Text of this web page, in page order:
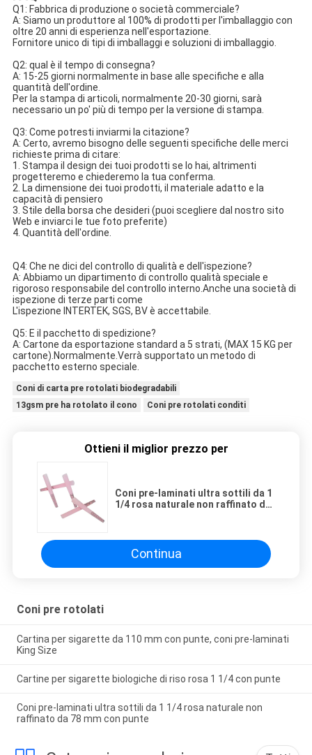
Q1: Fabbrica di produzione o società commerciale?
A: Siamo un produttore al 100% di prodotti per l'imballaggio con
oltre 20 anni di esperienza nell'esportazione.
Fornitore unico di tipi di imballaggi e soluzioni di imballaggio.
Q2: qual è il tempo di consegna?
A: 15-25 giorni normalmente in base alle specifiche e alla
quantità dell'ordine.
Per la stampa di articoli, normalmente 20-30 giorni, sarà
necessario un po' più di tempo per la versione di stampa.
Q3: Come potresti inviarmi la citazione?
A: Certo, avremo bisogno delle seguenti specifiche delle merci
richieste prima di citare:
1. Stampa il design dei tuoi prodotti se lo hai, altrimenti
progetteremo e chiederemo la tua conferma.
2. La dimensione dei tuoi prodotti, il materiale adatto e la
capacità di pensiero
3. Stile della borsa che desideri (puoi scegliere dal nostro sito
Web e inviarci le tue foto preferite)
4. Quantità dell'ordine.
Q4: Che ne dici del controllo di qualità e dell'ispezione?
A: Abbiamo un dipartimento di controllo qualità speciale e
rigoroso responsabile del controllo interno.Anche una società di
ispezione di terze parti come
L'ispezione INTERTEK, SGS, BV è accettabile.
Q5: E il pacchetto di spedizione?
A: Cartone da esportazione standard a 5 strati, (MAX 15 KG per
cartone).Normalmente.Verrà supportato un metodo di
pacchetto esterno speciale.
Coni di carta pre rotolati biodegradabili
13gsm pre ha rotolato il cono
Coni pre rotolati conditi
Ottieni il miglior prezzo per
Coni pre-laminati ultra sottili da 1
1/4 rosa naturale non raffinato da
Continua
Coni pre rotolati
Cartina per sigarette da 110 mm con punte, coni pre-laminati
King Size
Cartine per sigarette biologiche di riso rosa 1 1/4 con punte
Coni pre-laminati ultra sottili da 1 1/4 rosa naturale non
raffinato da 78 mm con punte